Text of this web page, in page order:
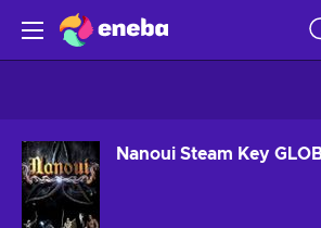
Nanoui Steam Key